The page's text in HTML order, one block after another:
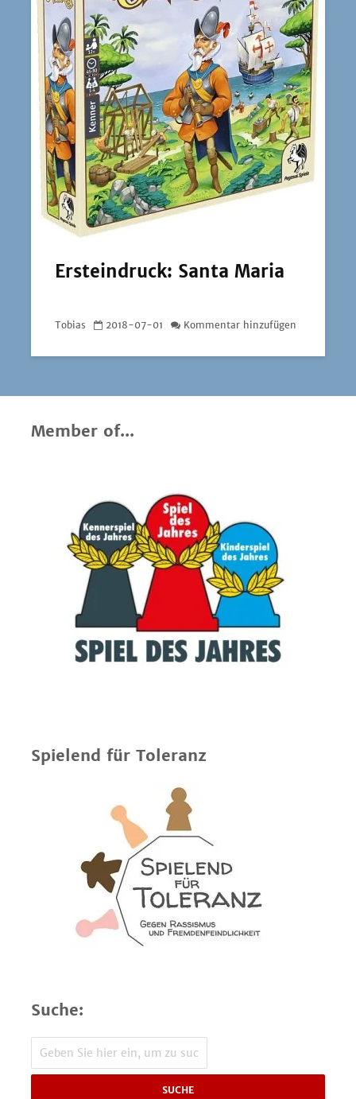
Ersteindruck: Santa Maria
Tobias 2018-07-01 Kommentar hinzufügen
Member of...
Spielend für Toleranz
Suche:
SUCHE